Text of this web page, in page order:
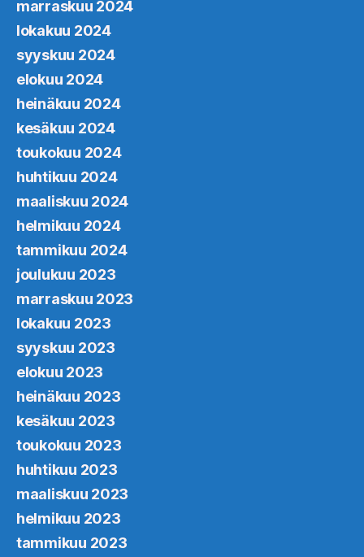
marraskuu 2024
lokakuu 2024
syyskuu 2024
elokuu 2024
heinäkuu 2024
kesäkuu 2024
toukokuu 2024
huhtikuu 2024
maaliskuu 2024
helmikuu 2024
tammikuu 2024
joulukuu 2023
marraskuu 2023
lokakuu 2023
syyskuu 2023
elokuu 2023
heinäkuu 2023
kesäkuu 2023
toukokuu 2023
huhtikuu 2023
maaliskuu 2023
helmikuu 2023
tammikuu 2023